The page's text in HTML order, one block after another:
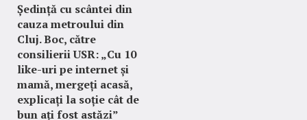
Ședință cu scântei din
cauza metroului din
Cluj. Boc, către
consilierii USR: „Cu 10
like-uri pe internet și
mamă, mergeți acasă,
explicați la soție cât de
bun ați fost astăzi”